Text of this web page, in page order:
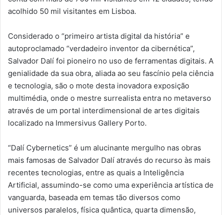
acolhido 50 mil visitantes em Lisboa.
Considerado o “primeiro artista digital da história” e
autoproclamado “verdadeiro inventor da cibernética”,
Salvador Dalí foi pioneiro no uso de ferramentas digitais. A
genialidade da sua obra, aliada ao seu fascínio pela ciência
e tecnologia, são o mote desta inovadora exposição
multimédia, onde o mestre surrealista entra no metaverso
através de um portal interdimensional de artes digitais
localizado na Immersivus Gallery Porto.
“Dalí Cybernetics” é um alucinante mergulho nas obras
mais famosas de Salvador Dalí através do recurso às mais
recentes tecnologias, entre as quais a Inteligência
Artificial, assumindo-se como uma experiência artística de
vanguarda, baseada em temas tão diversos como
universos paralelos, física quântica, quarta dimensão,